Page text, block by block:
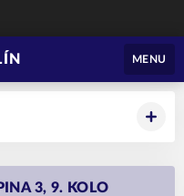
MENU
3, 9. KOLO